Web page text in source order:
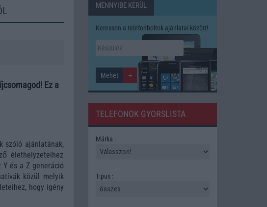
Ez a
szóló ajánlatának,
élethelyzeteihez
és a Z generáció
közül melyik
hogy igény
MENNYIBE KERÜL
Keressen a telefonboltok ajánlatai között!
TELEFONOK GYORSLISTA
Márka :
Tipus :